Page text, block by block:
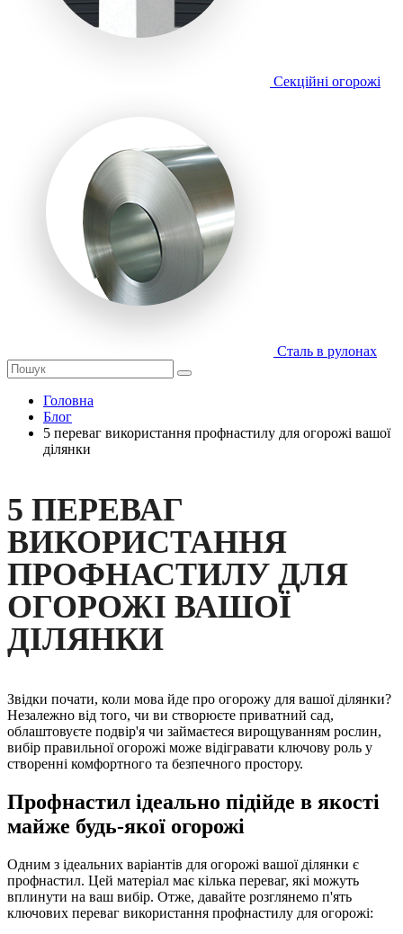
Секційні огорожі
Сталь в рулонах
Головна
Блог
5 переваг використання профнастилу для огорожі вашої
ділянки
5 ПЕРЕВАГ
ВИКОРИСТАННЯ
ПРОФНАСТИЛУ ДЛЯ
ОГОРОЖІ ВАШОЇ
ДІЛЯНКИ
Звідки почати, коли мова йде про огорожу для вашої ділянки?
Незалежно від того, чи ви створюєте приватний сад,
облаштовуєте подвір'я чи займаєтеся вирощуванням рослин,
вибір правильної огорожі може відігравати ключову роль у
створенні комфортного та безпечного простору.
Профнастил ідеально підійде в якості
майже будь-якої огорожі
Одним з ідеальних варіантів для огорожі вашої ділянки є
профнастил. Цей матеріал має кілька переваг, які можуть
вплинути на ваш вибір. Отже, давайте розглянемо п'ять
ключових переваг використання профнастилу для огорожі: